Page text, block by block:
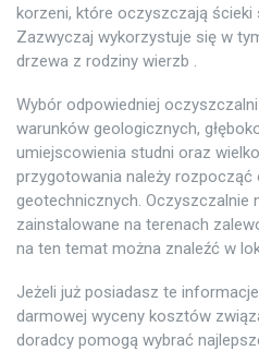
korzeni, które oczyszczają ścieki
Zazwyczaj wykorzystuje się w
drzewa z rodziny wierzb .
Wybór odpowiedniej
warunków geologicznych,
umiejscowienia studni oraz
przygotowania należy rozpocząć
geotechnicznych. Oczyszczalnie
zainstalowane na terenach
na ten temat można znaleźć w
Jeżeli już posiadasz te
darmowej wyceny kosztów
doradcy pomogą wybrać